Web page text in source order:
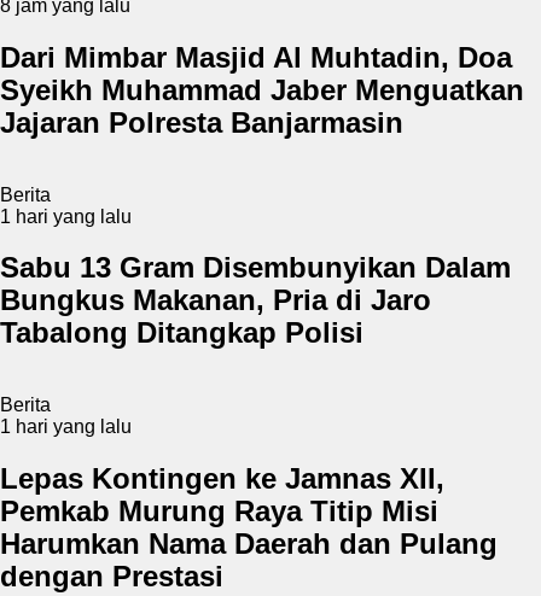
8 jam yang lalu
Dari Mimbar Masjid Al Muhtadin, Doa
Syeikh Muhammad Jaber Menguatkan
Jajaran Polresta Banjarmasin
Berita
1 hari yang lalu
Sabu 13 Gram Disembunyikan Dalam
Bungkus Makanan, Pria di Jaro
Tabalong Ditangkap Polisi
Berita
1 hari yang lalu
Lepas Kontingen ke Jamnas XII,
Pemkab Murung Raya Titip Misi
Harumkan Nama Daerah dan Pulang
dengan Prestasi